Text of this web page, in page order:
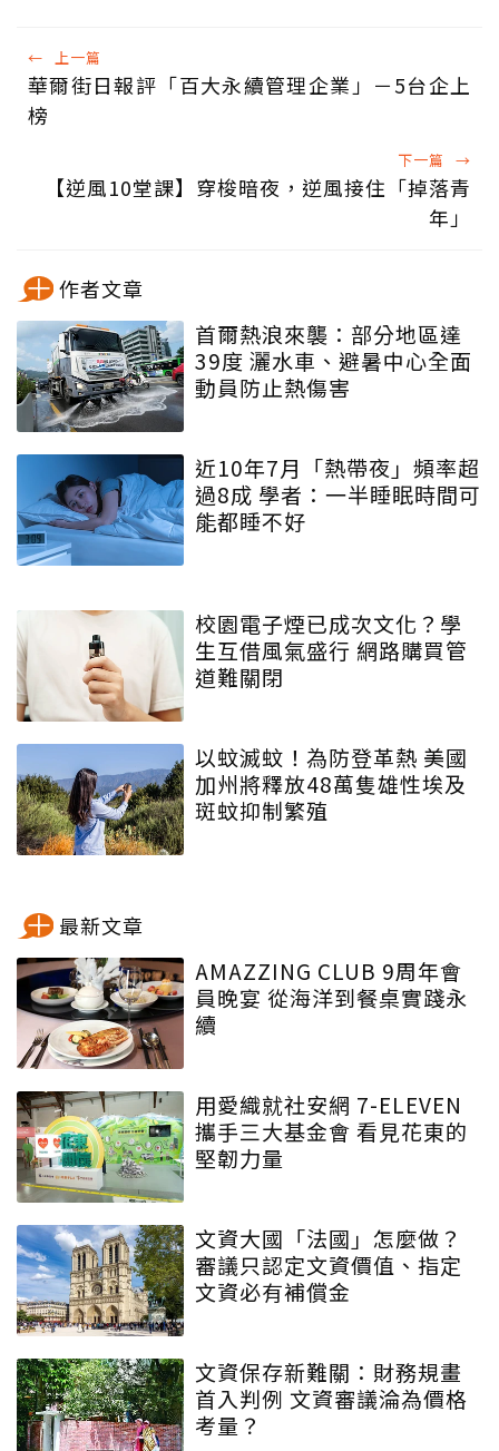
← 上一篇
華爾街日報評「百大永續管理企業」－5台企上
榜
下一篇 →
【逆風10堂課】穿梭暗夜，逆風接住「掉落青
年」
作者文章
首爾熱浪來襲：部分地區達
39度 灑水車、避暑中心全面
動員防止熱傷害
近10年7月「熱帶夜」頻率超
過8成 學者：一半睡眠時間可
能都睡不好
校園電子煙已成次文化？學
生互借風氣盛行 網路購買管
道難關閉
以蚊滅蚊！為防登革熱 美國
加州將釋放48萬隻雄性埃及
斑蚊抑制繁殖
最新文章
AMAZZING CLUB 9周年會
員晚宴 從海洋到餐桌實踐永
續
用愛織就社安網 7-ELEVEN
攜手三大基金會 看見花東的
堅韌力量
文資大國「法國」怎麼做？
審議只認定文資價值、指定
文資必有補償金
文資保存新難關：財務規畫
首入判例 文資審議淪為價格
考量？